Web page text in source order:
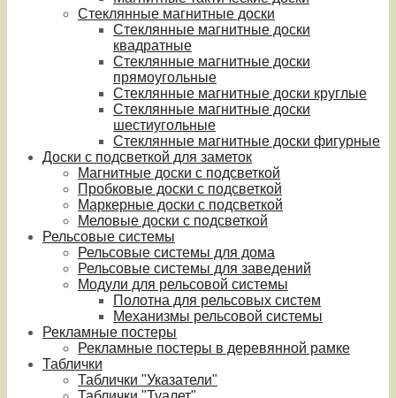
Стеклянные магнитные доски
Стеклянные магнитные доски
квадратные
Стеклянные магнитные доски
прямоугольные
Стеклянные магнитные доски круглые
Стеклянные магнитные доски
шестиугольные
Стеклянные магнитные доски фигурные
Доски с подсветкой для заметок
Магнитные доски с подсветкой
Пробковые доски с подсветкой
Маркерные доски с подсветкой
Меловые доски с подсветкой
Рельсовые системы
Рельсовые системы для дома
Рельсовые системы для заведений
Модули для рельсовой системы
Полотна для рельсовых систем
Механизмы рельсовой системы
Рекламные постеры
Рекламные постеры в деревянной рамке
Таблички
Таблички "Указатели"